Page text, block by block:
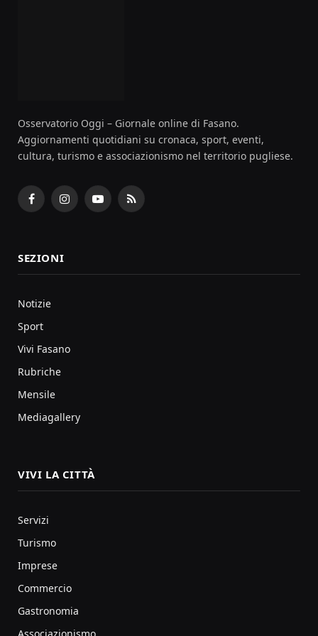
Osservatorio Oggi – Giornale online di Fasano.
Aggiornamenti quotidiani su cronaca, sport, eventi,
cultura, turismo e associazionismo nel territorio pugliese.
FacebookInstagramYouTubeRSS
SEZIONI
Notizie
Sport
Vivi Fasano
Rubriche
Mensile
Mediagallery
VIVI LA CITTÀ
Servizi
Turismo
Imprese
Commercio
Gastronomia